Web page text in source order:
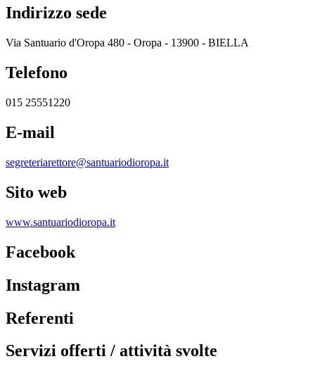
Indirizzo sede
Via Santuario d'Oropa 480 - Oropa - 13900 - BIELLA
Telefono
015 25551220
E-mail
segreteriarettore@santuariodioropa.it
Sito web
www.santuariodioropa.it
Facebook
Instagram
Referenti
Servizi offerti / attività svolte